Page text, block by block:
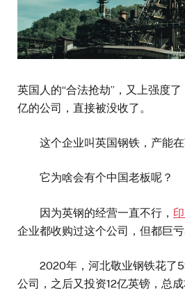
英国人的“合法抢劫”，又上强度
亿的公司，直接被没收了。
这个企业叫英国钢铁，产能在
它为啥会有个中国老板呢？
因为英钢的经营一直不行，
企业都收购过这个公司，但都巨亏
2020年，河北敬业钢铁花了
公司，之后又投资12亿英镑，总成